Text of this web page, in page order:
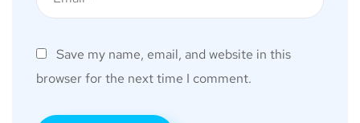
Save my name, email, and website in this
browser for the next time I comment.